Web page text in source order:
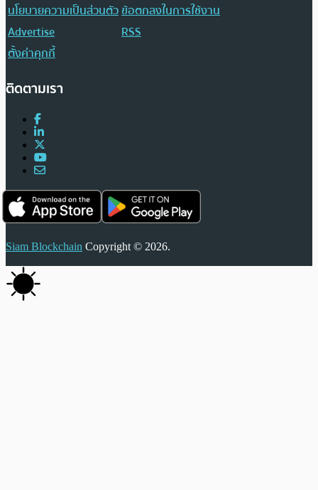
นโยบายความเป็นส่วนตัวข้อตกลงในการใช้งาน
Advertise
RSS
ตั้งค่าคุกกี้
ติดตามเรา
Siam Blockchain Copyright © 2026.